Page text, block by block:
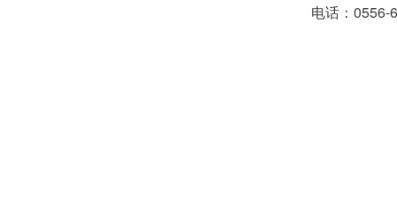
电话：